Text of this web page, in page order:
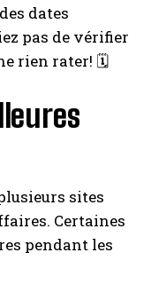
dates
pas de vérifier
rien rater! 🗓️
sites
Certaines
pendant les